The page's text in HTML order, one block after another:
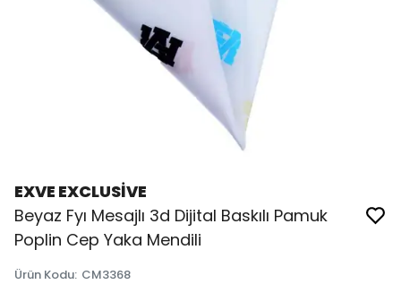
EXVE EXCLUSİVE
Beyaz Fyı Mesajlı 3d Dijital Baskılı Pamuk
Poplin Cep Yaka Mendili
Ürün Kodu: CM3368